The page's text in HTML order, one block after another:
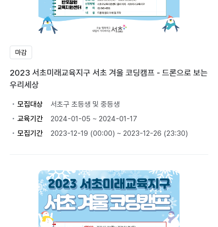
마감
2023 서초미래교육지구 서초 겨울 코딩캠프 - 드론으로 보는
우리세상
모집대상
서초구 초등생 및 중등생
교육기간
2024-01-05 ~ 2024-01-17
모집기간
2023-12-19 (00:00) ~ 2023-12-26 (23:30)